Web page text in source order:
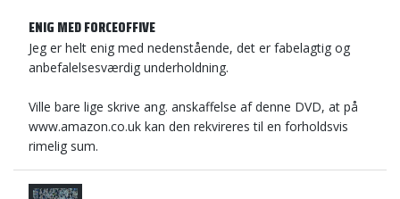
ENIG MED FORCEOFFIVE
Jeg er helt enig med nedenstående, det er fabelagtig og
anbefalelsesværdig underholdning.
Ville bare lige skrive ang. anskaffelse af denne DVD, at på
www.amazon.co.uk kan den rekvireres til en forholdsvis
rimelig sum.